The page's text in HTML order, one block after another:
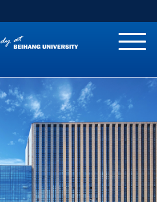
切
航